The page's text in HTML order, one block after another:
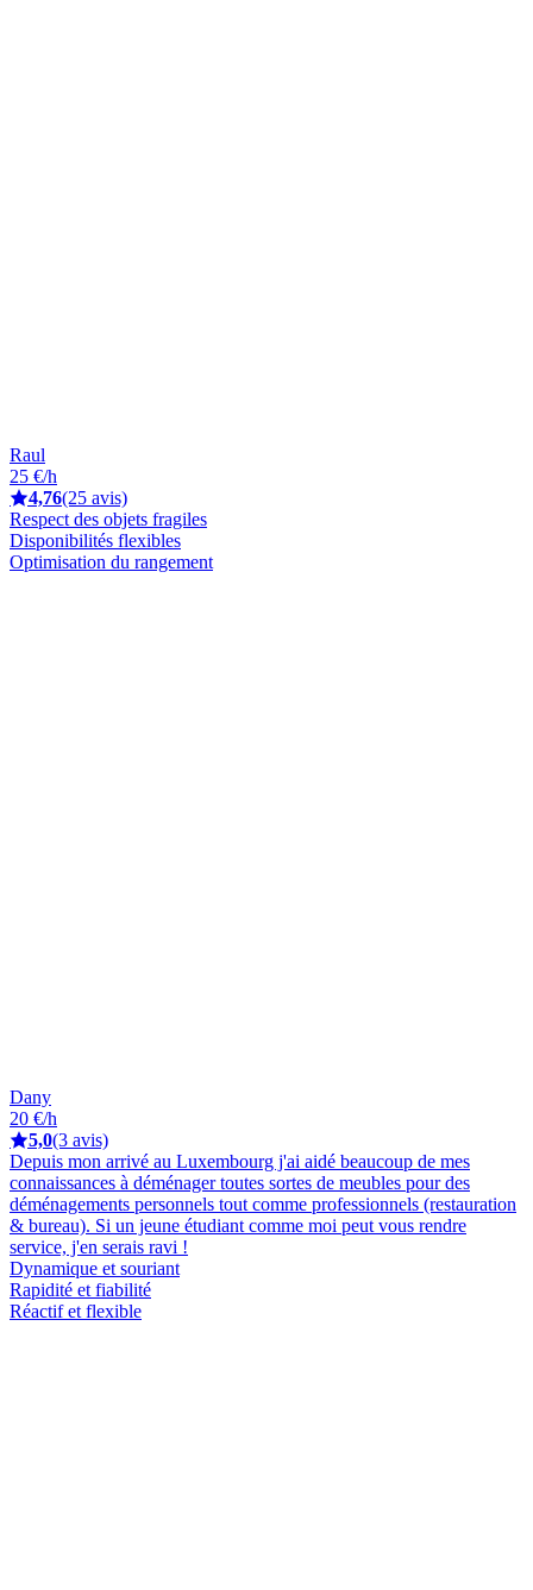
Raul
25 €/h
4,76(25 avis)
Respect des objets fragiles
Disponibilités flexibles
Optimisation du rangement
Dany
20 €/h
5,0(3 avis)
Depuis mon arrivé au Luxembourg j'ai aidé beaucoup de mes
connaissances à déménager toutes sortes de meubles pour des
déménagements personnels tout comme professionnels (restauration
& bureau). Si un jeune étudiant comme moi peut vous rendre
service, j'en serais ravi !
Dynamique et souriant
Rapidité et fiabilité
Réactif et flexible